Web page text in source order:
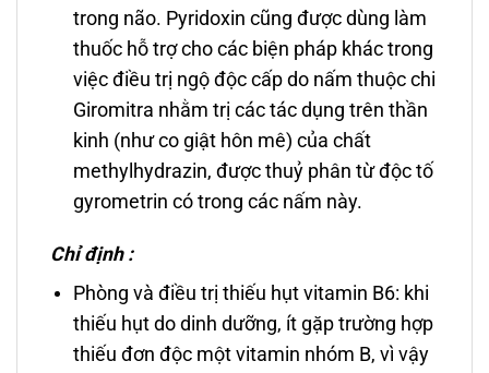
trong não. Pyridoxin cũng được dùng làm
thuốc hỗ trợ cho các biện pháp khác trong
việc điều trị ngộ độc cấp do nấm thuộc chi
Giromitra nhằm trị các tác dụng trên thần
kinh (như co giật hôn mê) của chất
methylhydrazin, được thuỷ phân từ độc tố
gyrometrin có trong các nấm này.
Chỉ định :
Phòng và điều trị thiếu hụt vitamin B6: khi
thiếu hụt do dinh dưỡng, ít gặp trường hợp
thiếu đơn độc một vitamin nhóm B, vì vậy